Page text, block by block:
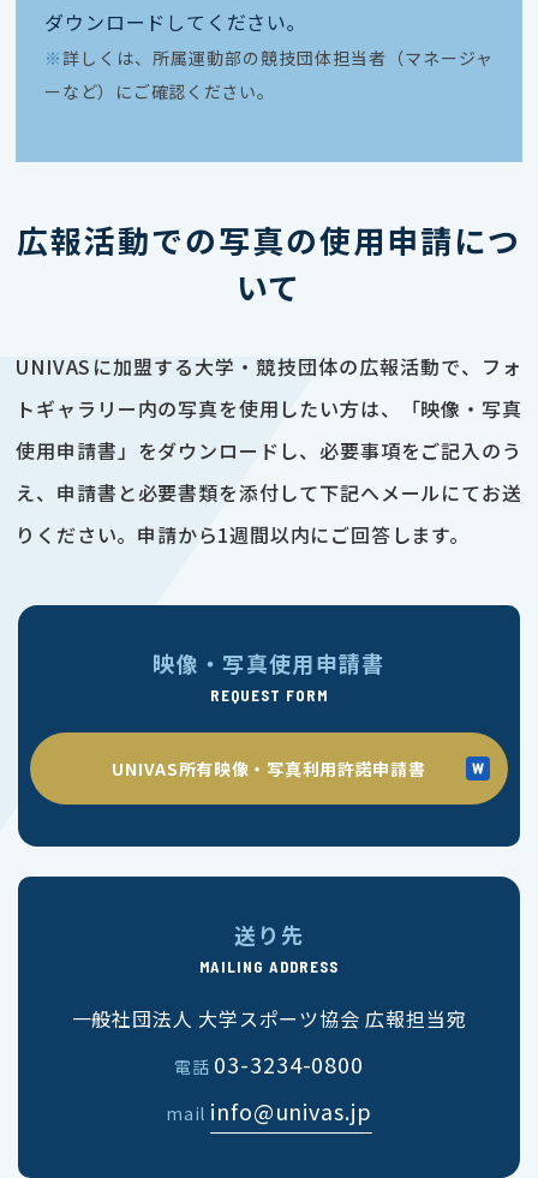
ダウンロードしてください｡
※ 詳しくは、所属運動部の競技団体担当者（マネージャ
ーなど）にご確認ください。
広報活動での写真の使用申請につ
いて
UNIVASに加盟する大学・競技団体の広報活動で、フォ
トギャラリー内の写真を使用したい方は、「映像・写真
使用申請書」をダウンロードし、必要事項をご記入のう
え、申請書と必要書類を添付して下記へメールにてお送
りください。申請から1週間以内にご回答します。
映像・写真使用申請書
REQUEST FORM
UNIVAS所有映像・写真利用許諾申請書
送り先
MAILING ADDRESS
一般社団法人 大学スポーツ協会 広報担当宛
電話 03-3234-0800
mail info@univas.jp